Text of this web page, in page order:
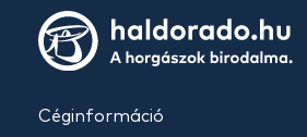
Céginformáció